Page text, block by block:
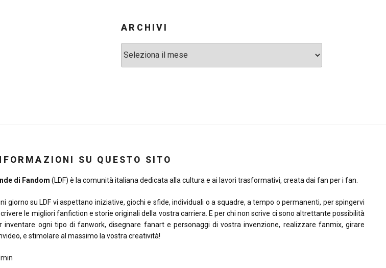
ARCHIVI
SU QUESTO SITO
di Fandom (LDF) è la comunità italiana dedicata alla cultura e ai lavori trasformativi, creata dai fan per i fan.
giorno su LDF vi aspettano iniziative, giochi e sfide, individuali o a squadre, a tempo o permanenti, per spingervi
le migliori fanfiction e storie originali della vostra carriera. E per chi non scrive ci sono altrettante possibilità
inventare ogni tipo di fanwork, disegnare fanart e personaggi di vostra invenzione, realizzare fanmix, girare
e stimolare al massimo la vostra creatività!